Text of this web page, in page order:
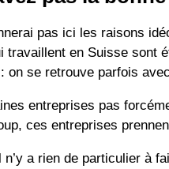
pas ici les raisons
travaillent en Suisse sont
on se retrouve parfois
entreprises pas
ces entreprises
n’y a rien de particulier à